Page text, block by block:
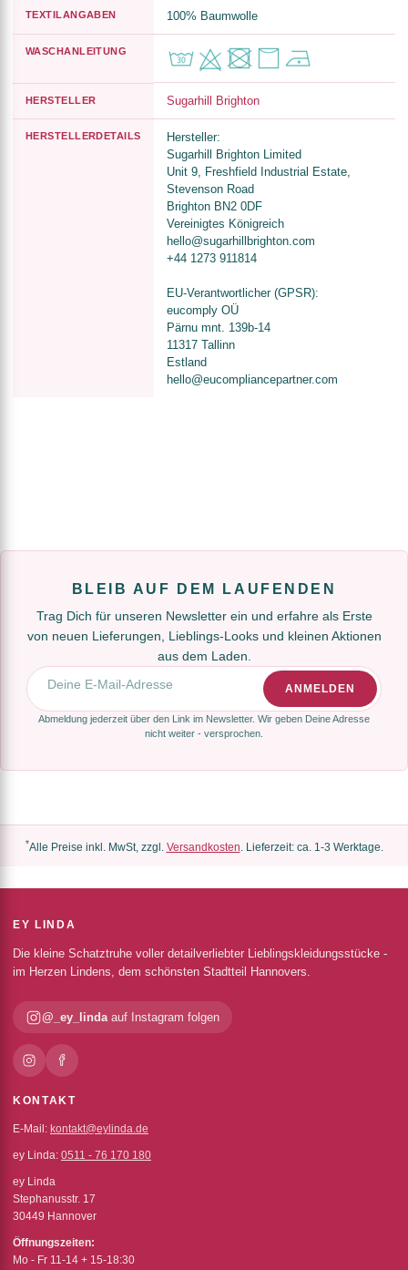
TEXTILANGABEN 100% Baumwolle
WASCHANLEITUNG
HERSTELLER Sugarhill Brighton
HERSTELLERDETAILS
Hersteller:
Sugarhill Brighton Limited
Unit 9, Freshfield Industrial Estate,
Stevenson Road
Brighton BN2 0DF
Vereinigtes Königreich
hello@sugarhillbrighton.com
+44 1273 911814
EU-Verantwortlicher (GPSR):
eucomply OÜ
Pärnu mnt. 139b-14
11317 Tallinn
Estland
hello@eucompliancepartner.com
BLEIB AUF DEM LAUFENDEN
Trag Dich für unseren Newsletter ein und erfahre als Erste
von neuen Lieferungen, Lieblings-Looks und kleinen Aktionen
aus dem Laden.
E-Mail-Adresse
ANMELDEN
Abmeldung jederzeit über den Link im Newsletter. Wir geben Deine Adresse
nicht weiter - versprochen.
*Alle Preise inkl. MwSt, zzgl. Versandkosten. Lieferzeit: ca. 1-3 Werktage.
EY LINDA
Die kleine Schatztruhe voller detailverliebter Lieblingskleidungsstücke -
im Herzen Lindens, dem schönsten Stadtteil Hannovers.
@_ey_lindaauf Instagram folgen
KONTAKT
E-Mail: kontakt@eylinda.de
ey Linda: 0511 - 76 170 180
ey Linda
Stephanusstr. 17
30449 Hannover
Öffnungszeiten:
Mo - Fr 11-14 + 15-18:30